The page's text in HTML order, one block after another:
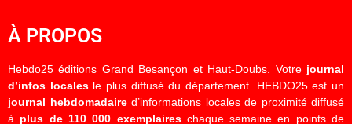
À PROPOS
Hebdo25 éditions Grand Besançon et Haut-Doubs. Votre journal
d’infos localesle plus diffusé du département. HEBDO25 est un
journal hebdomadaired’informations locales de proximité diffusé
à plus de 110 000 exemplaireschaque semaine en points de